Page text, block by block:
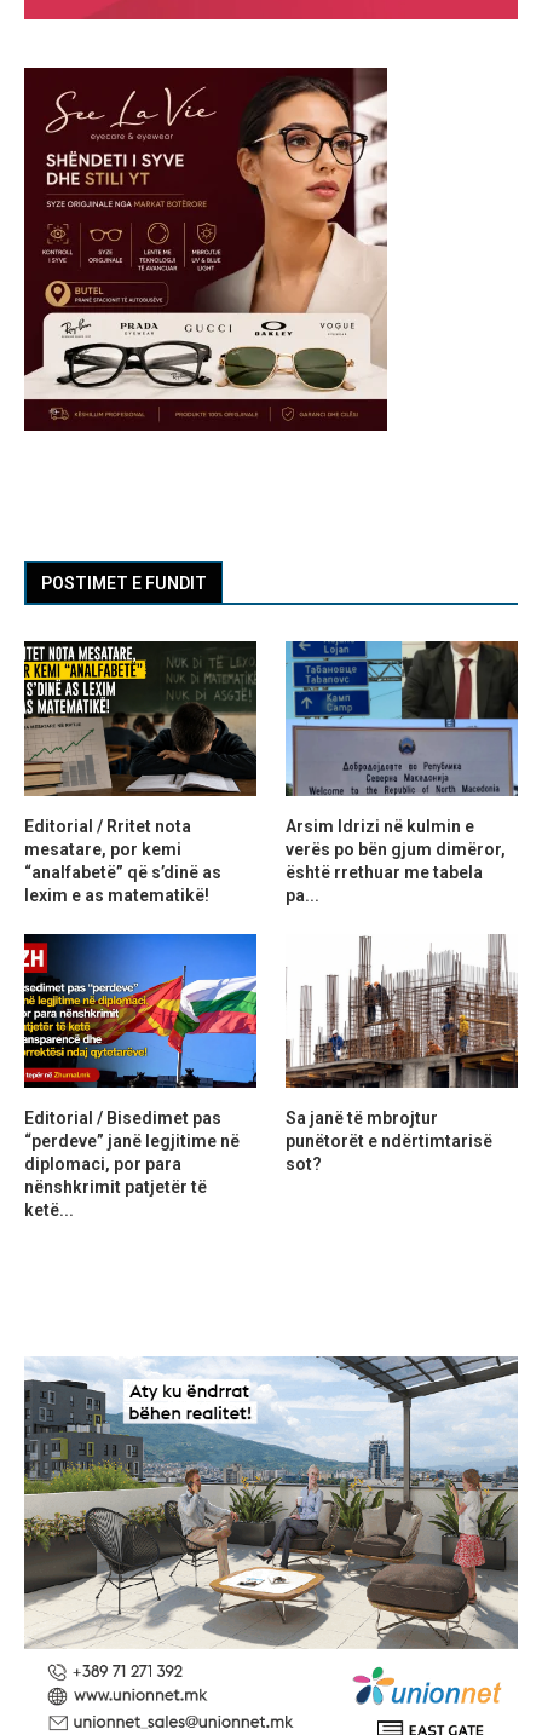
POSTIMET E FUNDIT
Editorial / Rritet nota
mesatare, por kemi
“analfabetë” që s’dinë as
lexim e as matematikë!
Arsim Idrizi në kulmin e
verës po bën gjum dimëror,
është rrethuar me tabela
pa...
Editorial / Bisedimet pas
“perdeve” janë legjitime në
diplomaci, por para
nënshkrimit patjetër të
ketë...
Sa janë të mbrojtur
punëtorët e ndërtimtarisë
sot?